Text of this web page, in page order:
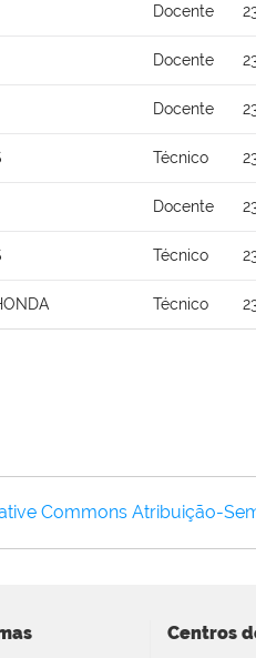
Docente
Docente
Docente
Técnico
Docente
Técnico
Técnico
Commons Atribuição-
Centros